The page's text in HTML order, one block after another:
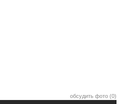
обсудить фото (0)